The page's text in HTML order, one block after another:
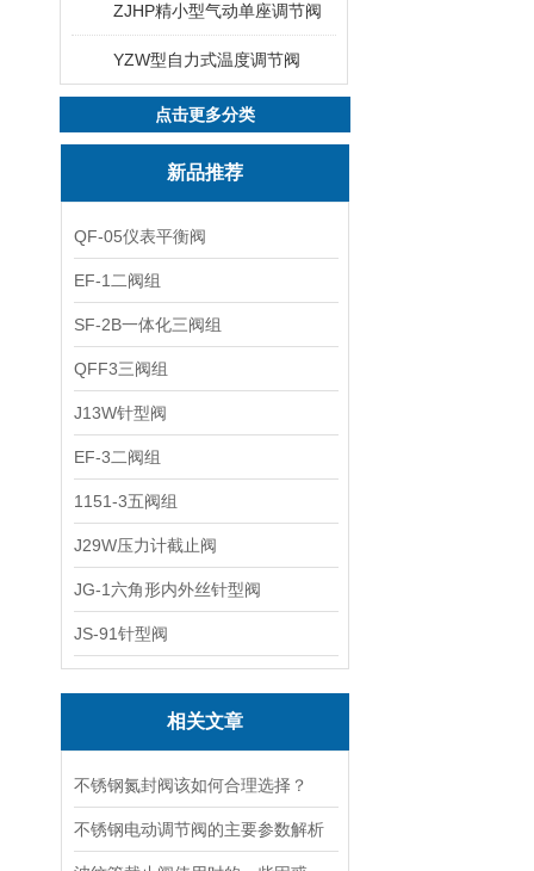
ZJHP精小型气动单座调节阀
YZW型自力式温度调节阀
点击更多分类
新品推荐
QF-05仪表平衡阀
EF-1二阀组
SF-2B一体化三阀组
QFF3三阀组
J13W针型阀
EF-3二阀组
1151-3五阀组
J29W压力计截止阀
JG-1六角形内外丝针型阀
JS-91针型阀
相关文章
不锈钢氮封阀该如何合理选择？
不锈钢电动调节阀的主要参数解析